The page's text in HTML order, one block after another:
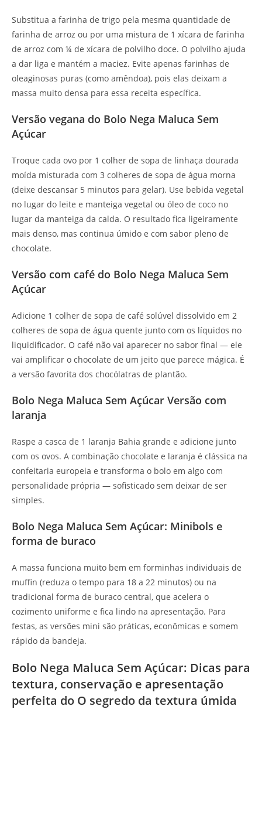
Substitua a farinha de trigo pela mesma quantidade de
farinha de arroz ou por uma mistura de 1 xícara de farinha
de arroz com ¼ de xícara de polvilho doce. O polvilho ajuda
a dar liga e mantém a maciez. Evite apenas farinhas de
oleaginosas puras (como amêndoa), pois elas deixam a
massa muito densa para essa receita específica.
Versão vegana do Bolo Nega Maluca Sem
Açúcar
Troque cada ovo por 1 colher de sopa de linhaça dourada
moída misturada com 3 colheres de sopa de água morna
(deixe descansar 5 minutos para gelar). Use bebida vegetal
no lugar do leite e manteiga vegetal ou óleo de coco no
lugar da manteiga da calda. O resultado fica ligeiramente
mais denso, mas continua úmido e com sabor pleno de
chocolate.
Versão com café do Bolo Nega Maluca Sem
Açúcar
Adicione 1 colher de sopa de café solúvel dissolvido em 2
colheres de sopa de água quente junto com os líquidos no
liquidificador. O café não vai aparecer no sabor final — ele
vai amplificar o chocolate de um jeito que parece mágica. É
a versão favorita dos chocólatras de plantão.
Bolo Nega Maluca Sem Açúcar Versão com
laranja
Raspe a casca de 1 laranja Bahia grande e adicione junto
com os ovos. A combinação chocolate e laranja é clássica na
confeitaria europeia e transforma o bolo em algo com
personalidade própria — sofisticado sem deixar de ser
simples.
Bolo Nega Maluca Sem Açúcar: Minibols e
forma de buraco
A massa funciona muito bem em forminhas individuais de
muffin (reduza o tempo para 18 a 22 minutos) ou na
tradicional forma de buraco central, que acelera o
cozimento uniforme e fica lindo na apresentação. Para
festas, as versões mini são práticas, econômicas e somem
rápido da bandeja.
Bolo Nega Maluca Sem Açúcar: Dicas para
textura, conservação e apresentação
perfeita do O segredo da textura úmida